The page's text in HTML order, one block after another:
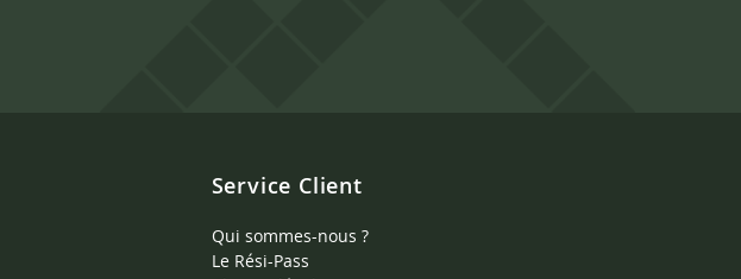
Service Client
Qui sommes-nous ?
Le Rési-Pass